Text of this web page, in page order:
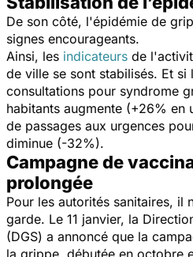
De son côté, l'épidémie de
signes encourageants.
Ainsi, les indicateurs de
de ville se sont stabilisés. Et
consultations pour syndrome
habitants augmente (+26% en
de passages aux urgences
diminue (-32%).
Campagne de
prolongée
Pour les autorités sanitaires, il
garde. Le 11 janvier, la
(DGS) a annoncé que la
la grippe, débutée en octobre